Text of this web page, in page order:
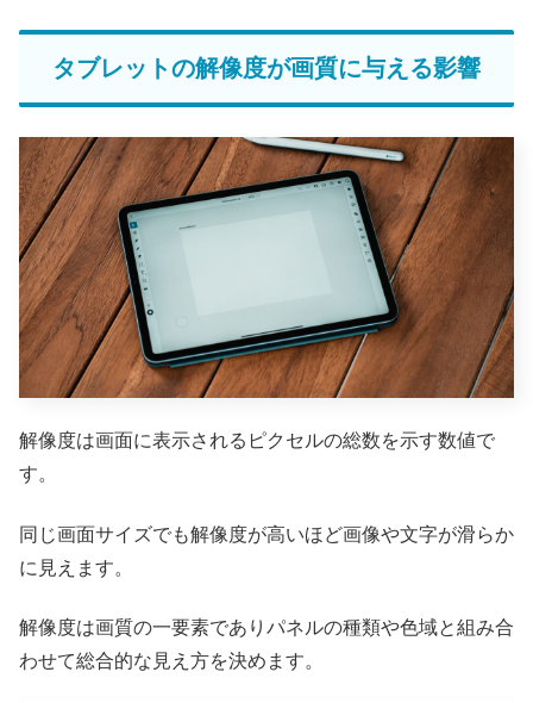
タブレットの解像度が画質に与える影響
解像度は画面に表示されるピクセルの総数を示す数値で
す。
同じ画面サイズでも解像度が高いほど画像や文字が滑らか
に見えます。
解像度は画質の一要素でありパネルの種類や色域と組み合
わせて総合的な見え方を決めます。